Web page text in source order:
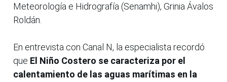
Meteorología e Hidrografía (Senamhi), Grinia Ávalos
Roldán.
En entrevista con Canal N, la especialista recordó
que El Niño Costero se caracteriza por el
calentamiento de las aguas marítimas en la